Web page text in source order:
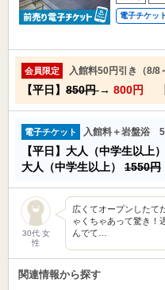
電子チケッ
会員限定 入館料50円引き（8/8
【平日】 850円→ 800円
電子チケット 入館料＋岩盤浴
【平日】大人（中学生以上）
大人（中学生以上） 1550円
30代 女
性
広くてオープンしたて
ゃくちゃあって驚き！
んでて…
関連情報から探す